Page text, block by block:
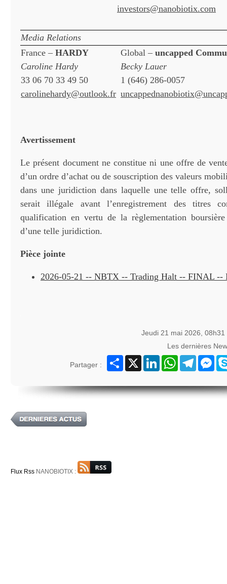
investors@nanobiotix.com
Media Relations
France – HARDY
Caroline Hardy
33 06 70 33 49 50
carolinehardy@outlook.fr
Global – uncapped
Becky Lauer
1 (646) 286-0057
Avertissement
Le présent document ne constitue ni une offre de
d’un ordre d’achat ou de souscription des valeurs
dans une juridiction dans laquelle une telle offre,
serait illégale avant l’enregistrement des titres
qualification en vertu de la règlementation
d’une telle juridiction.
Pièce jointe
2026-05-21 -- NBTX -- Trading Halt -- FINAL --
Jeudi 21 mai 2026,
Les dernières
Partager :
Partager
X LinkedInWhatsAppTelegram
Flux Rss NANOBIOTIX :